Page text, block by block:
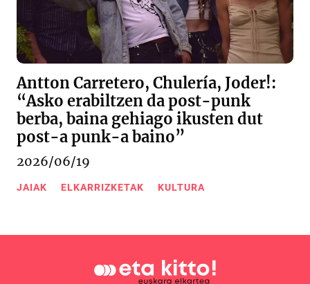
Antton Carretero, Chulería, Joder!:
“Asko erabiltzen da post-punk
berba, baina gehiago ikusten dut
post-a punk-a baino”
2026/06/19
JAIAK ELKARRIZKETAK KULTURA